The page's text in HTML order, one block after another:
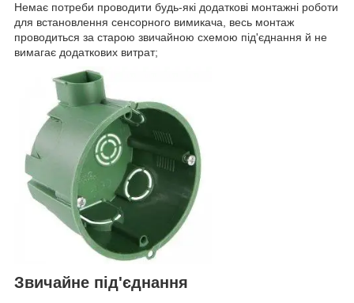
Немає потреби проводити будь-які додаткові монтажні роботи
для встановлення сенсорного вимикача, весь монтаж
проводиться за старою звичайною схемою під'єднання й не
вимагає додаткових витрат;
Звичайне під'єднання